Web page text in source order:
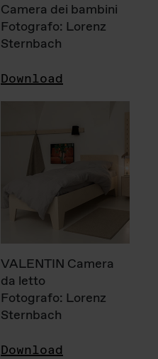
Camera dei bambini
Fotografo: Lorenz
Sternbach
Download
VALENTIN Camera
da letto
Fotografo: Lorenz
Sternbach
Download